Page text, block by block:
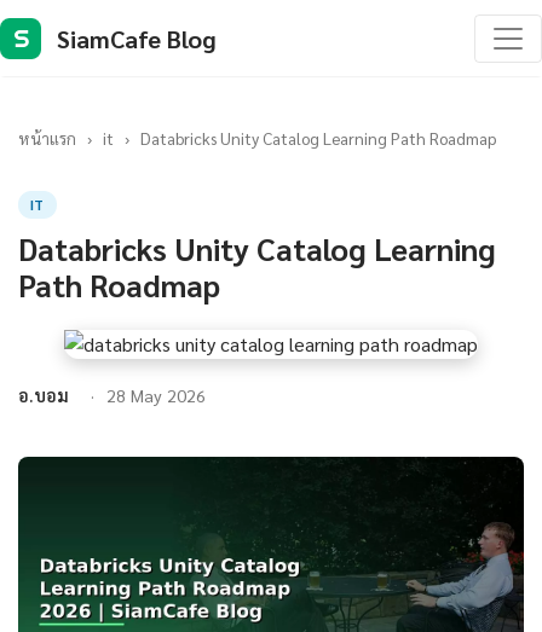
S SiamCafe Blog
หน้าแรก › it › Databricks Unity Catalog Learning Path Roadmap
IT
Databricks Unity Catalog Learning
Path Roadmap
อ.บอม 28 May 2026